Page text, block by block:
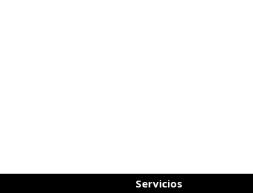
Servicios